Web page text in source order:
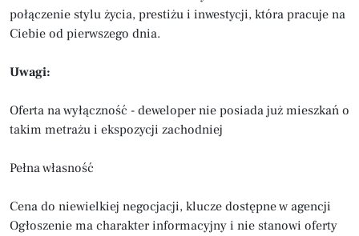
połączenie stylu życia, prestiżu i inwestycji, która pracuje na
Ciebie od pierwszego dnia.
Uwagi:
Oferta na wyłączność - deweloper nie posiada już mieszkań o
takim metrażu i ekspozycji zachodniej
Pełna własność
Cena do niewielkiej negocjacji, klucze dostępne w agencji
Ogłoszenie ma charakter informacyjny i nie stanowi oferty